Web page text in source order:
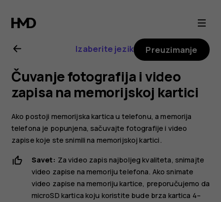
Nokia
2.1
uputstvo
za
korisnika
Izaberite jezik Preuzimanje
Čuvanje fotografija i video
zapisa na memorijskoj kartici
Ako postoji memorijska kartica u telefonu, a memorija
telefona je popunjena, sačuvajte fotografije i video
zapise koje ste snimili na memorijskoj kartici.
Savet: Za video zapis najboljeg kvaliteta, snimajte
video zapise na memoriju telefona. Ako snimate
video zapise na memoriju kartice, preporučujemo da
microSD kartica koju koristite bude brza kartica 4–